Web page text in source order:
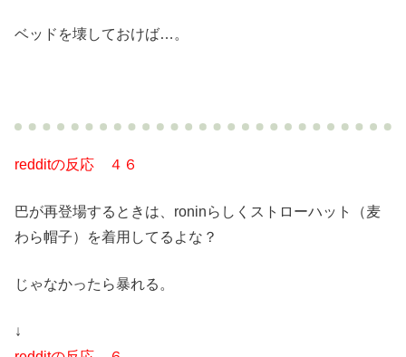
ベッドを壊しておけば…。
redditの反応 ４６
巴が再登場するときは、roninらしくストローハット（麦
わら帽子）を着用してるよな？
じゃなかったら暴れる。
↓